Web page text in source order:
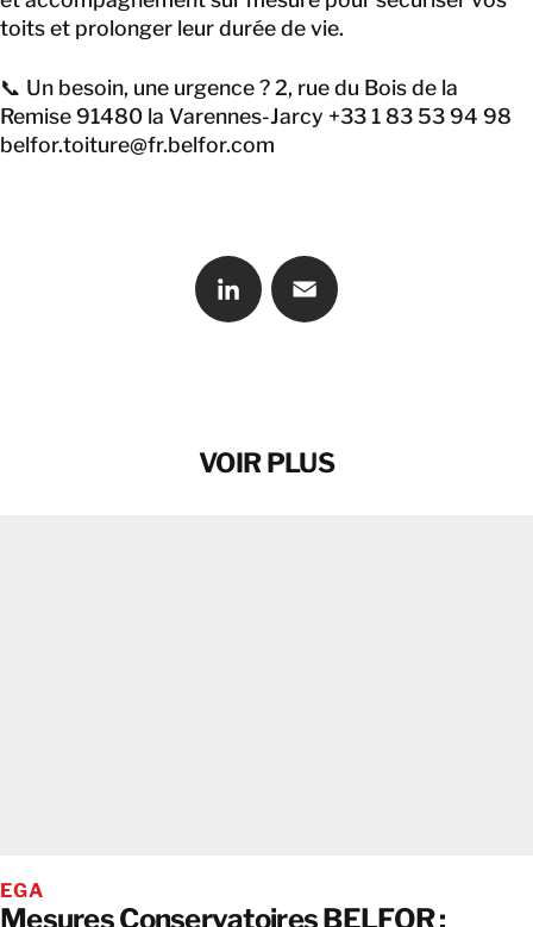
toits et prolonger leur durée de vie.
📞 Un besoin, une urgence ? 2, rue du Bois de la
Remise 91480 la Varennes-Jarcy +33 1 83 53 94 98
belfor.toiture@fr.belfor.com
VOIR PLUS
EGA
Mesures Conservatoires BELFOR :